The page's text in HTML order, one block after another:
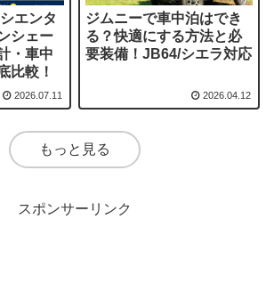
エンタ
シェー
・車中
比較！
2026.07.11
ジムニーで車中泊はでき
る？快適にする方法と必
要装備！JB64/シエラ対応
2026.04.12
もっと見る
スポンサーリンク